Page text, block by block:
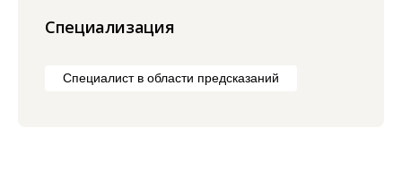
Специализация
Специалист в области предсказаний